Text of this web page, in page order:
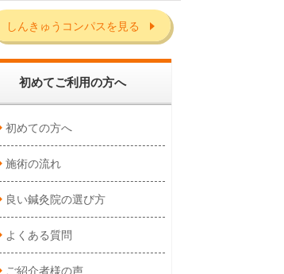
しんきゅうコンパスを見る
初めてご利用の方へ
初めての方へ
施術の流れ
良い鍼灸院の選び方
よくある質問
ご紹介者様の声